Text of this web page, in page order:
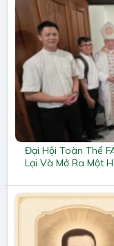
Đại Hội Toàn Thể
Lại Và Mở Ra Một